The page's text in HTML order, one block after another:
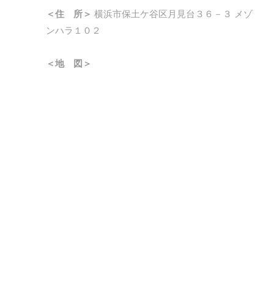
＜住 所＞ 横浜市保土ケ谷区月見台３６－３ メゾ
ンハラ１０２
＜地 図＞